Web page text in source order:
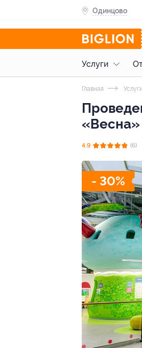
Одинцово
Услуги
Главная Услуги
«Весна»
4.9 (6)
- 30%